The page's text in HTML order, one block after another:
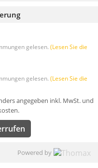
gelesen. (Lesen Sie die
gelesen. (Lesen Sie die
angegeben inkl. MwSt. und
Powered by